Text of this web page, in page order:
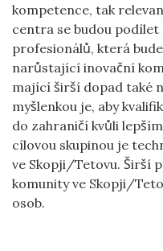
kompetence, tak
centra se budou
profesionálů, která
narůstající inovační
mající širší dopad také
myšlenkou je, aby
do zahraničí kvůli
cílovou skupinou je
ve Skopji/Tetovu. Širší
komunity ve Skopji/
osob.